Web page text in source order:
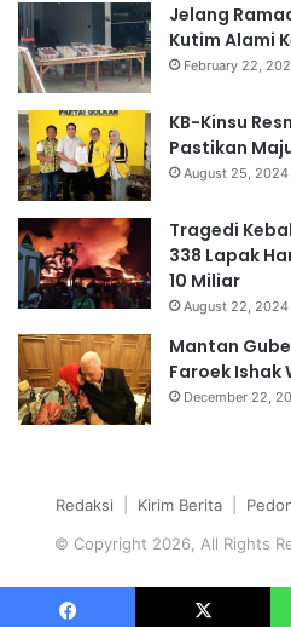
Jelang
Kutim Alami
February 22,
KB-Kinsu
Pastikan
August 25, 2024
Tragedi
338 Lapak
10 Miliar
August 22, 2024
Mantan
Faroek Ishak
December 22,
Redaksi Kirim Berita
© Copyright 2026, All Rights